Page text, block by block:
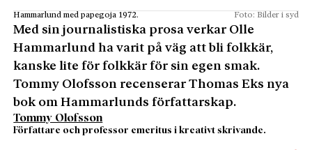
Hammarlund med papegoja 1972. Foto: Bilder i syd
Med sin journalistiska prosa verkar Olle
Hammarlund ha varit på väg att bli folkkär,
kanske lite för folkkär för sin egen smak.
Tommy Olofsson recenserar Thomas Eks nya
bok om Hammarlunds författarskap.
Tommy Olofsson
Författare och professor emeritus i kreativt skrivande.